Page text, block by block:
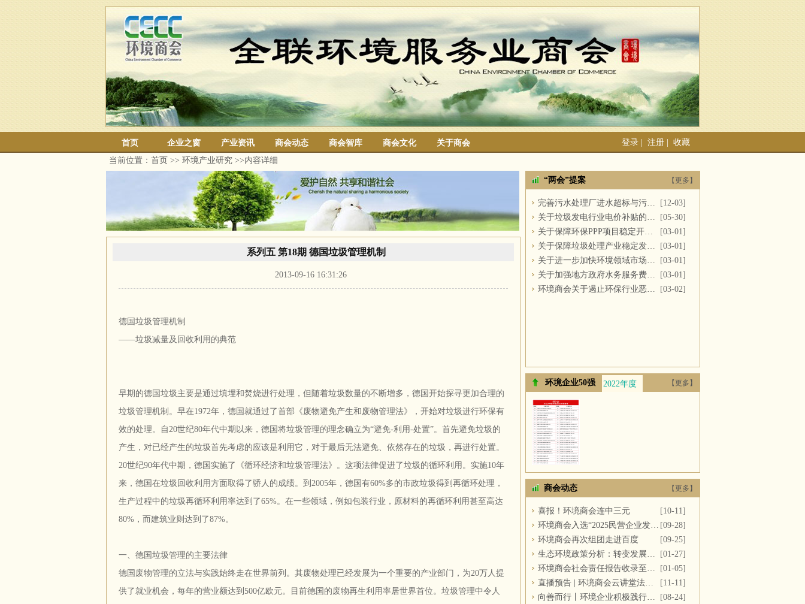
首页 企业之窗 产业资讯 商会动态 商会智库 商会文化 关于商会 登录 注册
收藏
当前位置： 首页 >> 环境产业研究 >>内容详细
系列五 第18期 德国垃圾管理机制
2013-09-16 16:31:26
德国垃圾管理机制
——垃圾减量及回收利用的典范
早期的德国垃圾主要是通过填埋和焚烧进行处理，但随着垃圾数量的不断增多，德国开始探寻更加合理的
垃圾管理机制。早在1972年，德国就通过了首部《废物避免产生和废物管理法》，开始对垃圾进行环保有
效的处理。自20世纪80年代中期以来，德国将垃圾管理的理念确立为“避免-利用-处置”。首先避免垃圾的
产生，对已经产生的垃圾首先考虑的应该是利用它，对于最后无法避免、依然存在的垃圾，再进行处置。
20世纪90年代中期，德国实施了《循环经济和垃圾管理法》。这项法律促进了垃圾的循环利用。实施10年
来，德国在垃圾回收利用方面取得了骄人的成绩。到2005年，德国有60%多的市政垃圾得到再循环处理，
生产过程中的垃圾再循环利用率达到了65%。在一些领域，例如包装行业，原材料的再循环利用甚至高达
80%，而建筑业则达到了87%。
一、德国垃圾管理的主要法律
德国废物管理的立法与实践始终走在世界前列。其废物处理已经发展为一个重要的产业部门，为20万人提
供了就业机会，每年的营业额达到500亿欧元。目前德国的废物再生利用率居世界首位。垃圾管理中令人
“两会”提案 【更多】
完善污水处理厂进水超标与污泥处置
[12-03]
关于垃圾发电行业电价补贴的建议
[05-30]
关于保障环保PPP项目稳定开展的提案
[03-01]
关于保障垃圾处理产业稳定发展的议案
[03-01]
关于进一步加快环境领域市场化改革的议案
[03-01]
关于加强地方政府水务服务费用支付的议案
[03-01]
环境商会关于遏止环保行业恶性竞争的提案
[03-02]
环境企业50强 2022年度 2021年度 2020年度
【更多】
商会动态 【更多】
喜报！环境商会连中三元
[10-11]
环境商会入选“2025民营企业发展新质生产力系列典型案例” [09-28]
环境商会再次组团走进百度
[09-25]
生态环境政策分析：转变发展方式，推进“双碳”目标
[01-27]
环境商会社会责任报告收录至《中国民营企业社会责任报告》
[01-05]
直播预告 | 环境商会云讲堂法务专场第十一期
[11-11]
向善而行丨环境企业积极践行社会责任 彰显优秀榜样力量
[08-24]